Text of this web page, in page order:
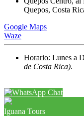
Quepos, Costa
Google Maps
Waze
Horario: Lunes a
de Costa Rica).
Chat
Iguana Tours